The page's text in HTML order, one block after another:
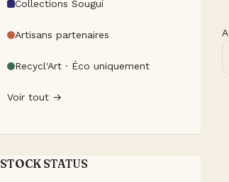
Collections Sougui
Artisans partenaires
Recycl'Art · Éco uniquement
Voir tout →
STOCK STATUS